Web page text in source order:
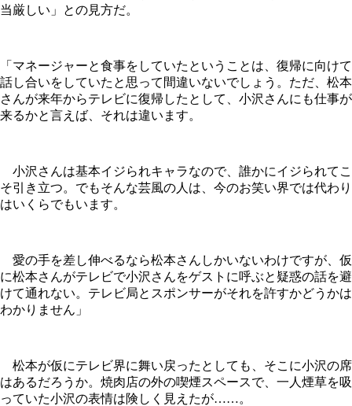
当厳しい」との見方だ。
「マネージャーと食事をしていたということは、復帰に向けて
話し合いをしていたと思って間違いないでしょう。ただ、松本
さんが来年からテレビに復帰したとして、小沢さんにも仕事が
来るかと言えば、それは違います。
小沢さんは基本イジられキャラなので、誰かにイジられてこ
そ引き立つ。でもそんな芸風の人は、今のお笑い界では代わり
はいくらでもいます。
愛の手を差し伸べるなら松本さんしかいないわけですが、仮
に松本さんがテレビで小沢さんをゲストに呼ぶと疑惑の話を避
けて通れない。テレビ局とスポンサーがそれを許すかどうかは
わかりません」
松本が仮にテレビ界に舞い戻ったとしても、そこに小沢の席
はあるだろうか。焼肉店の外の喫煙スペースで、一人煙草を吸
っていた小沢の表情は険しく見えたが……。